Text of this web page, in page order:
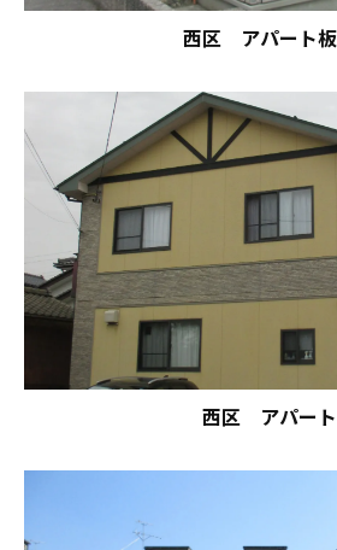
西区 アパート
西区 アパート